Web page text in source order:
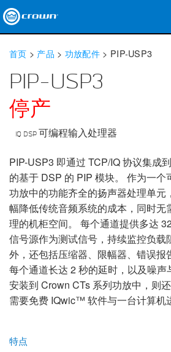
应用领域
网络音频传输
关于我们
培训
支持
语言/地区
首页 > 产品 > 功放配件 > PIP-USP3
PIP-USP3
停产
IQ DSP 可编程输入处理器
PIP-USP3 即通过 TCP/IQ 协议集成
的基于 DSP 的 PIP 模块。 作为一个
功放中的功能齐全的扬声器处理单元
幅降低传统音频系统的成本，同时无
理的机柜空间。 每个通道提供多达
信号源作为测试信号，持续监控负载
外，还包括压缩器、限幅器、错误报
每个通道长达 2 秒的延时，以及噪
安装到 Crown CTs 系列功放中，则
需要免费 IQwic™ 软件与一台计算机
特点